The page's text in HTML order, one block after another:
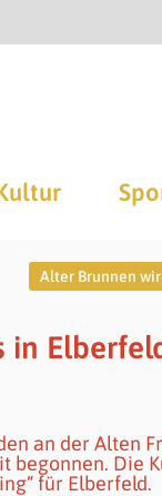
Alter Brunnen
an der Alten
begonnen. Die
für Elberfeld.